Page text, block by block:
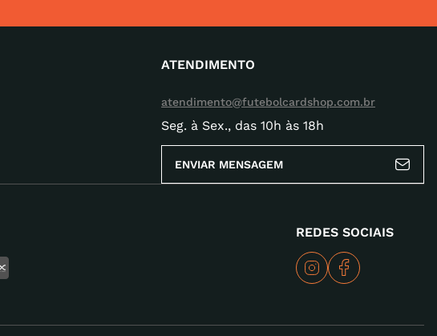
ATENDIMENTO
atendimento@futebolcardshop.com.br
Seg. à Sex., das 10h às 18h
ENVIAR MENSAGEM
REDES SOCIAIS